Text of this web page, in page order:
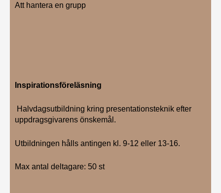
Att hantera en grupp
Inspirationsföreläsning
Halvdagsutbildning kring presentationsteknik efter
uppdragsgivarens önskemål.
Utbildningen hålls antingen kl. 9-12 eller 13-16.
Max antal deltagare: 50 st